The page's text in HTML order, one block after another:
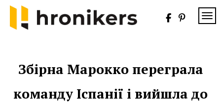
Skip
content
Збірна Марокко переграла
команду Іспанії і вийшла до